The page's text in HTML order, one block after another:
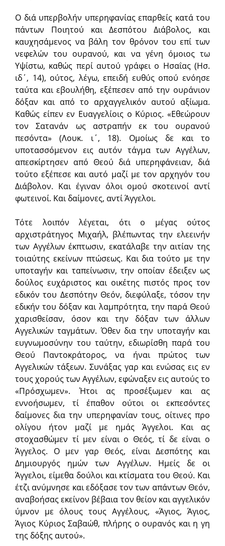
Ο διά υπερβολήν υπερηφανίας επαρθείς κατά του
πάντων Ποιητού και Δεσπότου Διάβολος, και
καυχησάμενος να βάλη τον θρόνον του επί των
νεφελών του ουρανού, και να γένη όμοιος τω
Υψίστω, καθώς περί αυτού γράφει ο Ησαΐας (Ησ.
ιδ΄, 14), ούτος, λέγω, επειδή ευθύς οπού ενόησε
ταύτα και εβουλήθη, εξέπεσεν από την ουράνιον
δόξαν και από το αρχαγγελικόν αυτού αξίωμα.
Καθώς είπεν εν Ευαγγελίοις ο Κύριος. «Εθεώρουν
τον Σατανάν ως αστραπήν εκ του ουρανού
πεσόντα» (Λουκ. ι΄, 18). Ομοίως δε και το
υποτασσόμενον εις αυτόν τάγμα των Αγγέλων,
απεσκίρτησεν από Θεού διά υπερηφάνειαν, διά
τούτο εξέπεσε και αυτό μαζί με τον αρχηγόν του
Διάβολον. Και έγιναν όλοι ομού σκοτεινοί αντί
φωτεινοί. Και δαίμονες, αντί Άγγελοι.
Τότε λοιπόν λέγεται, ότι ο μέγας ούτος
αρχιστράτηγος Μιχαήλ, βλέπωντας την ελεεινήν
των Αγγέλων έκπτωσιν, εκατάλαβε την αιτίαν της
τοιαύτης εκείνων πτώσεως. Και δια τούτο με την
υποταγήν και ταπείνωσιν, την οποίαν έδειξεν ως
δούλος ευχάριστος και οικέτης πιστός προς τον
εδικόν του Δεσπότην Θεόν, διεφύλαξε, τόσον την
εδικήν του δόξαν και λαμπρότητα, την παρά Θεού
χαρισθείσαν, όσον και την δόξαν των άλλων
Αγγελικών ταγμάτων. Όθεν δια την υποταγήν και
ευγνωμοσύνην του ταύτην, εδιωρίσθη παρά του
Θεού Παντοκράτορος, να ήναι πρώτος των
Αγγελικών τάξεων. Συνάξας γαρ και ενώσας εις εν
τους χορούς των Αγγέλων, εφώναξεν εις αυτούς το
«Πρόσχωμεν». Ήτοι ας προσέξωμεν και ας
εννοήσωμεν, τί έπαθον ούτοι οι εκπεσόντες
δαίμονες δια την υπερηφανίαν τους, οίτινες προ
ολίγου ήτον μαζί με ημάς Άγγελοι. Και ας
στοχασθώμεν τί μεν είναι ο Θεός, τί δε είναι ο
Άγγελος. Ο μεν γαρ Θεός, είναι Δεσπότης και
Δημιουργός ημών των Αγγέλων. Ημείς δε οι
Άγγελοι, είμεθα δούλοι και κτίσματα του Θεού. Και
έτζι ανύμνησε και εδόξασε τον των απάντων Θεόν,
αναβοήσας εκείνον βέβαια τον θείον και αγγελικόν
ύμνον με όλους τους Αγγέλους, «Άγιος, Άγιος,
Άγιος Κύριος Σαβαώθ, πλήρης ο ουρανός και η γη
της δόξης αυτού».